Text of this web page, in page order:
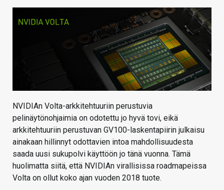
NVIDIAn Volta-arkkitehtuuriin perustuvia
pelinäytönohjaimia on odotettu jo hyvä tovi, eikä
arkkitehtuuriin perustuvan GV100-laskentapiirin julkaisu
ainakaan hillinnyt odottavien intoa mahdollisuudesta
saada uusi sukupolvi käyttöön jo tänä vuonna. Tämä
huolimatta siitä, että NVIDIAn virallisissa roadmapeissa
Volta on ollut koko ajan vuoden 2018 tuote.